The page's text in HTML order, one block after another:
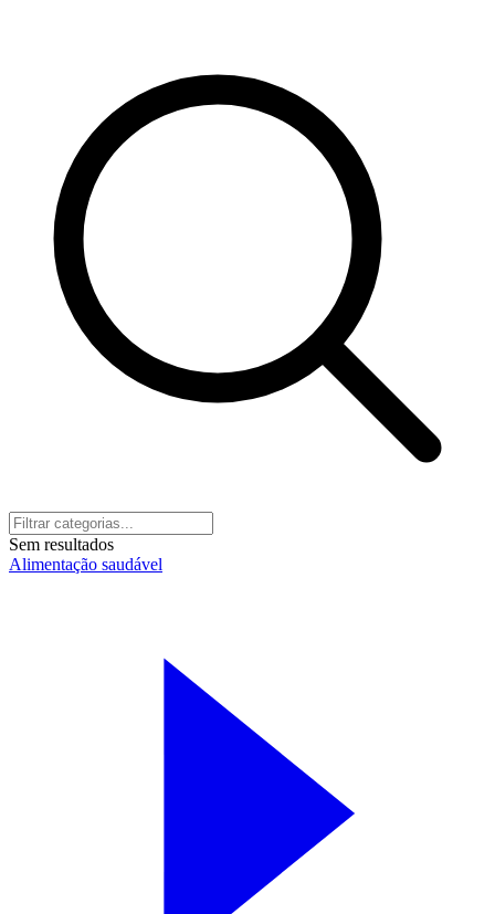
Sem resultados
Alimentação saudável